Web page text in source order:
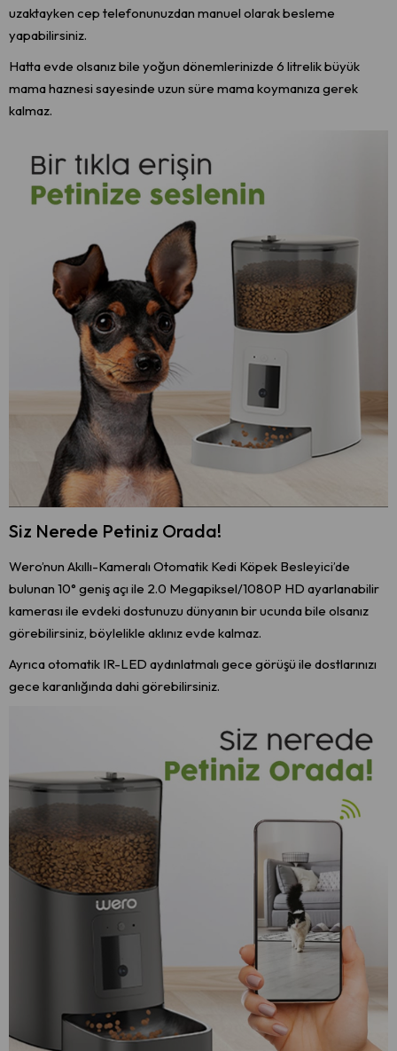
uzaktayken cep telefonunuzdan manuel olarak besleme
yapabilirsiniz.
Hatta evde olsanız bile yoğun dönemlerinizde 6 litrelik büyük
mama haznesi sayesinde uzun süre mama koymanıza gerek
kalmaz.
Siz Nerede Petiniz Orada!
Wero’nun Akıllı-Kameralı Otomatik Kedi Köpek Besleyici’de
bulunan 10° geniş açı ile 2.0 Megapiksel/1080P HD ayarlanabilir
kamerası ile evdeki dostunuzu dünyanın bir ucunda bile olsanız
görebilirsiniz, böylelikle aklınız evde kalmaz.
Ayrıca otomatik IR-LED aydınlatmalı gece görüşü ile dostlarınızı
gece karanlığında dahi görebilirsiniz.